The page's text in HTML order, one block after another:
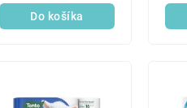
Do košíka